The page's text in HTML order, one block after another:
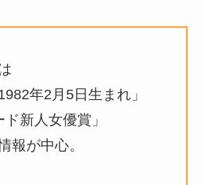
年2月5日生まれ」
新人女優賞」
報が中心。